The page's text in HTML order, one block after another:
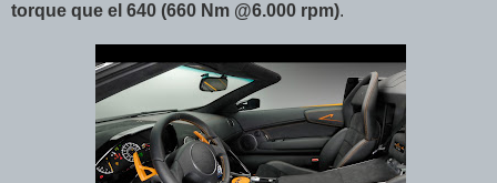
torque que el 640 (660 Nm @6.000 rpm).